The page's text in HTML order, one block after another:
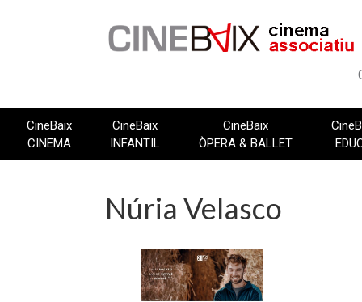
CineBaix
CINEMA
CineBaix
INFANTIL
CineBaix
ÒPERA & BALLET
Núria Velasco